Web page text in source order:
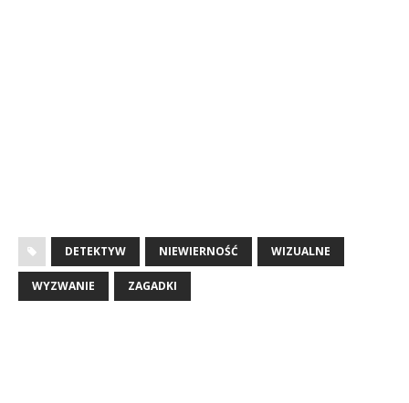
DETEKTYW NIEWIERNOŚĆ WIZUALNE
WYZWANIE ZAGADKI